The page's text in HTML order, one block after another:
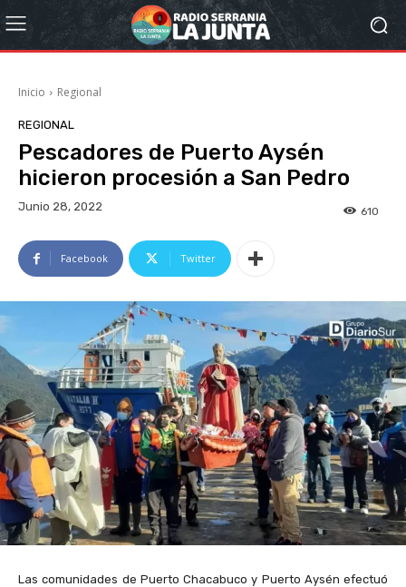
Inicio Regional
REGIONAL
Pescadores de Puerto Aysén
hicieron procesión a San Pedro
Junio 28, 2022 610
Facebook Twitter
Las comunidades de Puerto Chacabuco y Puerto Aysén efectuó